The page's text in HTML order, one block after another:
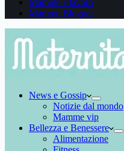
Mamme e lavoro
Mamme Blogger
News e Gossip
Notizie dal mondo
Mamme vip
Bellezza e Benessere
Alimentazione